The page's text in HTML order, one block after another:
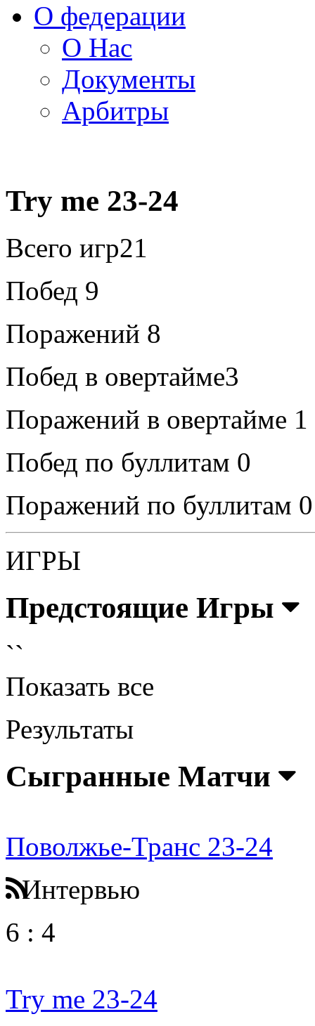
О федерации
О Нас
Документы
Арбитры
Try me 23-24
Всего игр21
Побед 9
Поражений 8
Побед в овертайме3
Поражений в овертайме 1
Побед по буллитам 0
Поражений по буллитам 0
ИГРЫ
Предстоящие Игры
``
Показать все
Результаты
Сыгранные Матчи
Поволжье-Транс 23-24
Интервью
6 : 4
Try me 23-24